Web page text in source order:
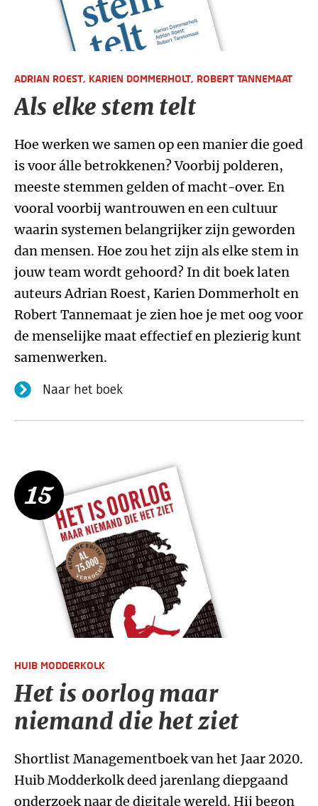
ADRIAN ROEST, KARIEN DOMMERHOLT, ROBERT TANNEMAAT
Als elke stem telt
Hoe werken we samen op een manier die goed
is voor álle betrokkenen? Voorbij polderen,
meeste stemmen gelden of macht-over. En
vooral voorbij wantrouwen en een cultuur
waarin systemen belangrijker zijn geworden
dan mensen. Hoe zou het zijn als elke stem in
jouw team wordt gehoord? In dit boek laten
auteurs Adrian Roest, Karien Dommerholt en
Robert Tannemaat je zien hoe je met oog voor
de menselijke maat effectief en plezierig kunt
samenwerken.
Naar het boek
15
HUIB MODDERKOLK
Het is oorlog maar
niemand die het ziet
Shortlist Managementboek van het Jaar 2020.
Huib Modderkolk deed jarenlang diepgaand
onderzoek naar de digitale wereld. Hij begon